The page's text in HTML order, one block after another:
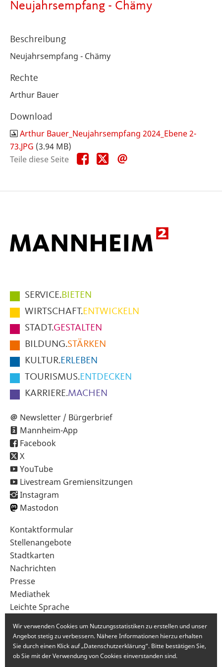
Neujahrsempfang - Chämy
Beschreibung
Neujahrsempfang - Chämy
Rechte
Arthur Bauer
Download
Arthur Bauer_Neujahrsempfang 2024_Ebene 2-
73.JPG (3.94 MB)
Teile diese Seite
Teile
diese
Teile
diese
Hauptmenüpunkte
im
Fußbereich
der
Seite
SERVICE.BIETEN
WIRTSCHAFT.ENTWICKELN
STADT.GESTALTEN
BILDUNG.STÄRKEN
KULTUR.ERLEBEN
TOURISMUS.ENTDECKEN
KARRIERE.MACHEN
Newsletter / Bürgerbrief
Mannheim-App
Facebook
X
YouTube
Livestream Gremiensitzungen
Instagram
Mastodon
Sekundärnavigation
im
Fußbereich
Kontaktformular
Stellenangebote
Stadtkarten
Nachrichten
Presse
Mediathek
Leichte Sprache
Wir verwenden Cookies um Nutzungsstatistiken zu erstellen und unser
Angebot stetig zu verbessern. Nähere Informationen hierzu erhalten
Sie durch einen Klick auf „Datenschutzerklärung“. Bitte bestätigen Sie,
ob Sie mit der Verwendung von Cookies einverstanden sind.